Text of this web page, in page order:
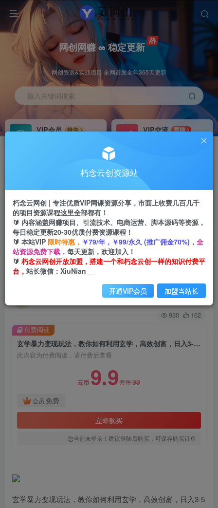
网创网赚 ∞ 稳定更新
网创资源&实战项目 全网首发全年365天更新
输入关键词搜索
VIP会员
抢先
VIP交流
群聊
研究探讨更多创业项目路子。
会员专属推广链接
四导航 导航
APP下载
GO
首页 创业课程 VIP免费 正文
玄学暴力变现玩法，教你如何利用玄学，高效创
富，日入3-5位数
关注 私信
930 162
玄学暴力变现玩法，教你如何利用玄学，高效创富，日入3-5位数
此内容为付费阅读，请付费后查看
云币 9.9云币99
会员 免费
立即购买
您当前未登录！建议登陆后购买，可保存购买订单
付费阅读
玄学暴力变现玩法，教你如何利用玄学，高效创富，日入3-5
朽念云创资源站
朽念云网创 | 专注优质VIP网课资源分享，市面上收费几百几千
的项目资源课程这里全部都有！
🔰 内容涵盖网赚项目、引流技术、电商运营、脚本源码等资源，
每日稳定更新20-30优质付费资源课程！
🔰 本站VIP 限时特惠， ￥79/年，￥99/永久 (推广佣金70%)， 全
站资源免费下载， 每天更新，欢迎加入！
🔰 朽念云网创开放加盟，搭建一个和朽念云创一样的知识付费平
台， 站长微信：XiuNian__
开通VIP会员 加盟当站长